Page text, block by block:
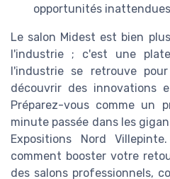
opportunités
Le salon Midest est bien
l'industrie ; c'est une
l'industrie se retrouve
découvrir des innovations
Préparez-vous comme un
minute passée dans les
Expositions Nord
comment booster votre
des salons professionnels,